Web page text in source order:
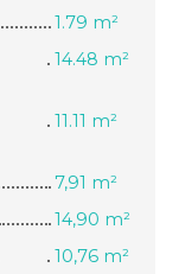
1.79 m²
14.48 m²
11.11 m²
7,91 m²
14,90 m²
10,76 m²